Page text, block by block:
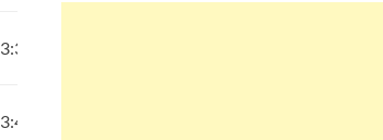
3:38:44.0 5
3:46:41.9 6